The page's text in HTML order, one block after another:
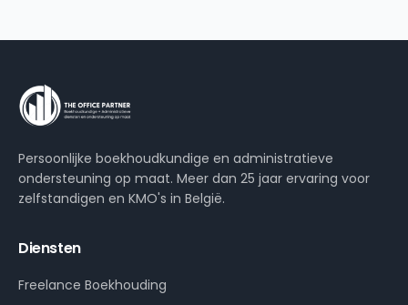
Persoonlijke boekhoudkundige en administratieve
ondersteuning op maat. Meer dan 25 jaar ervaring voor
zelfstandigen en KMO's in België.
Diensten
Freelance Boekhouding